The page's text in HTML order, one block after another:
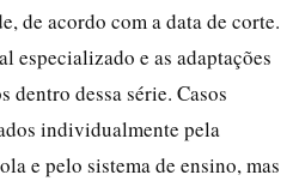
de acordo com a data de corte.
especializado e as adaptações
dentro dessa série. Casos
individualmente pela
e pelo sistema de ensino, mas